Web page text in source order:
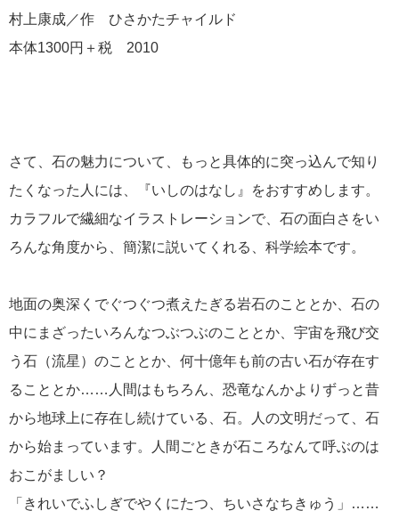
村上康成／作 ひさかたチャイルド
本体1300円＋税 2010
さて、石の魅力について、もっと具体的に突っ込んで知り
たくなった人には、『いしのはなし』をおすすめします。
カラフルで繊細なイラストレーションで、石の面白さをい
ろんな角度から、簡潔に説いてくれる、科学絵本です。
地面の奥深くでぐつぐつ煮えたぎる岩石のこととか、石の
中にまざったいろんなつぶつぶのこととか、宇宙を飛び交
う石（流星）のこととか、何十億年も前の古い石が存在す
ることとか……人間はもちろん、恐竜なんかよりずっと昔
から地球上に存在し続けている、石。人の文明だって、石
から始まっています。人間ごときが石ころなんて呼ぶのは
おこがましい？
「きれいでふしぎでやくにたつ、ちいさなちきゅう」……